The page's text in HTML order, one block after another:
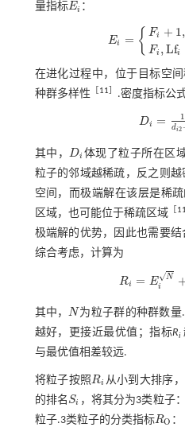
量指标Ei
Ei ：
Ei = { Fi + 1,
Fi ,Lfi
Ei= Fi+ 1,L f≤ ;F ,L
在进化过程中，位于目标空
种群多样性
11 .密度指标公
Di = 1
di2
Di= 1d 2+2
其中，Di
Di 体现了粒子所在区
粒子的邻域越稀疏，反之则
空间，而极端解在该层是稀
区域，也可能位于稀疏区域［ 11
极端解的优势，因此也需要
综合考虑，计算为
Ri = E N
√
i
Ri= EiN +Di
其中，N
N 为粒子群的种群数量
越好，更接近最优值；指标Ri
与最优值相差较远.
将粒子按照Ri
Ri 从小到大排序
的排名 Si
Si ，将其分为3类粒子
粒子.3类粒子的分类指标RO
RO ：